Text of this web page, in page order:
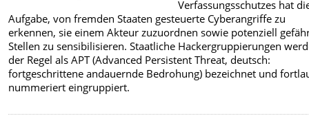
Verfassungsschutzes hat
Aufgabe, von fremden Staaten gesteuerte Cyberangriffe zu
erkennen, sie einem Akteur zuzuordnen sowie potenziell
Stellen zu sensibilisieren. Staatliche Hackergruppierungen
der Regel als APT (Advanced Persistent Threat, deutsch:
fortgeschrittene andauernde Bedrohung) bezeichnet und
nummeriert eingruppiert.